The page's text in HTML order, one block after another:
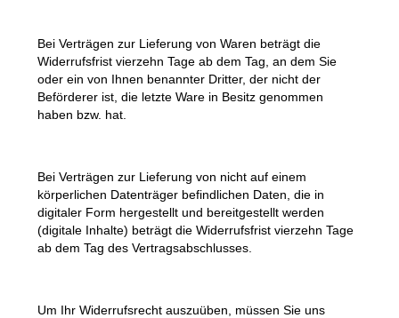
Bei Verträgen zur Lieferung von Waren beträgt die
Widerrufsfrist vierzehn Tage ab dem Tag, an dem Sie
oder ein von Ihnen benannter Dritter, der nicht der
Beförderer ist, die letzte Ware in Besitz genommen
haben bzw. hat.
Bei Verträgen zur Lieferung von nicht auf einem
körperlichen Datenträger befindlichen Daten, die in
digitaler Form hergestellt und bereitgestellt werden
(digitale Inhalte) beträgt die Widerrufsfrist vierzehn Tage
ab dem Tag des Vertragsabschlusses.
Um Ihr Widerrufsrecht auszuüben, müssen Sie uns